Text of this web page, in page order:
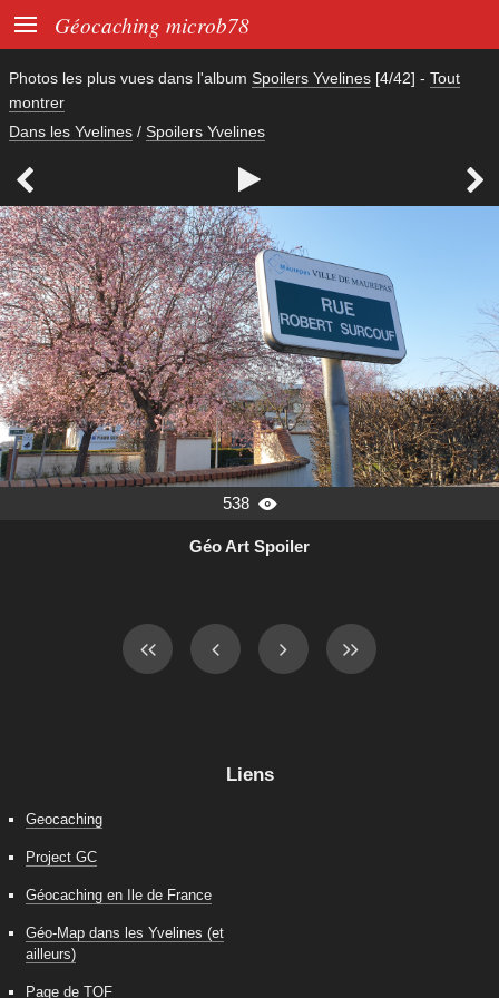
 Géocaching microb78
Photos les plus vues dans l'album Spoilers Yvelines [4/42] - Tout
montrer
Dans les Yvelines / Spoilers Yvelines
  
538 
Géo Art Spoiler
Liens
Geocaching
Project GC
Géocaching en Ile de France
Géo-Map dans les Yvelines (et
ailleurs)
Page de TOF